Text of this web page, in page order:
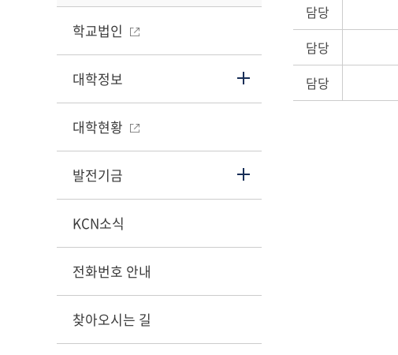
학교법인
대학정보
대학현황
발전기금
KCN소식
전화번호 안내
찾아오시는 길
담당
담당
담당